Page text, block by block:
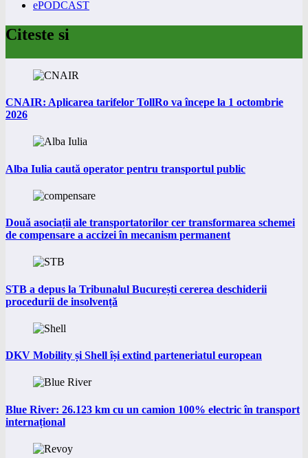
ePODCAST
Citeste si
CNAIR: Aplicarea tarifelor TollRo va începe la 1 octombrie
2026
Alba Iulia caută operator pentru transportul public
Două asociații ale transportatorilor cer transformarea schemei
de compensare a accizei în mecanism permanent
STB a depus la Tribunalul București cererea deschiderii
procedurii de insolvență
DKV Mobility și Shell își extind parteneriatul european
Blue River: 26.123 km cu un camion 100% electric în transport
internațional